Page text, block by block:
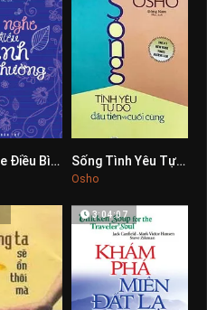
0Lắng Nghe Điều Bình Thường 0Sống Tình Yêu Tự Do Đầu Tiên Và Cuối Cùng
Osho
3:04:07